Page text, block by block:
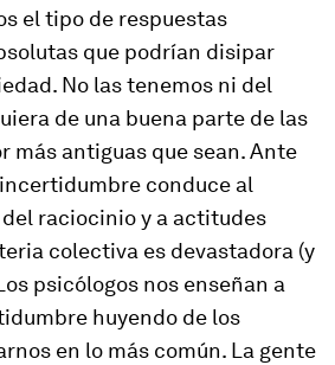
el tipo de respuestas
que podrían disipar
No las tenemos ni del
de una buena parte de las
más antiguas que sean. Ante
conduce al
raciocinio y a actitudes
colectiva es devastadora (y
psicólogos nos enseñan a
huyendo de los
en lo más común. La gente